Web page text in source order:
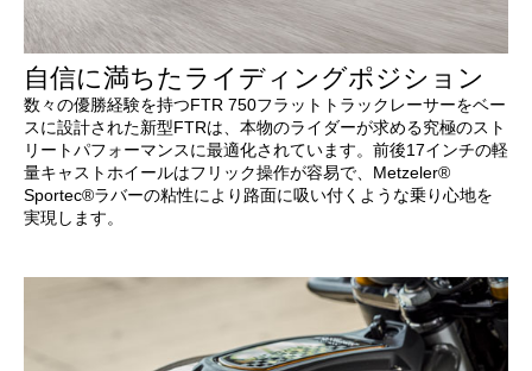
自信に満ちたライディングポジション
数々の優勝経験を持つFTR 750フラットトラックレーサーをベー
スに設計された新型FTRは、本物のライダーが求める究極のスト
リートパフォーマンスに最適化されています。前後17インチの軽
量キャストホイールはフリック操作が容易で、Metzeler®
Sportec®ラバーの粘性により路面に吸い付くような乗り心地を
実現します。